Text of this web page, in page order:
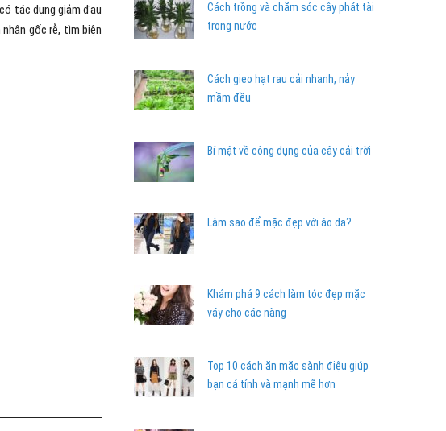
tác dụng giảm đau
gốc rễ, tìm biện
Cách trồng và chăm sóc cây phát tài
trong nước
Cách gieo hạt rau cải nhanh, nảy
mầm đều
Bí mật về công dụng của cây cải trời
Làm sao để mặc đẹp với áo da?
Khám phá 9 cách làm tóc đẹp mặc
váy cho các nàng
Top 10 cách ăn mặc sành điệu giúp
bạn cá tính và mạnh mẽ hơn